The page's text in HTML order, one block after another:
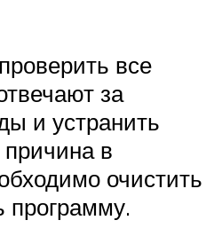
все
за
и устранить
в
очистить
программу.